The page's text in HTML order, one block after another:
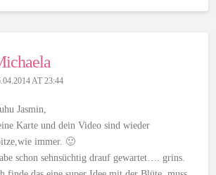
AT 23:44
Jasmin,
Karte und dein Video sind wieder
immer. 🙂
schon sehnsüchtig drauf gewartet…. grins.